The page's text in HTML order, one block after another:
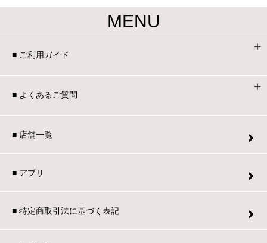
MENU
■ ご利用ガイド
■ よくあるご質問
■ 店舗一覧
■ アプリ
■ 特定商取引法に基づく表記